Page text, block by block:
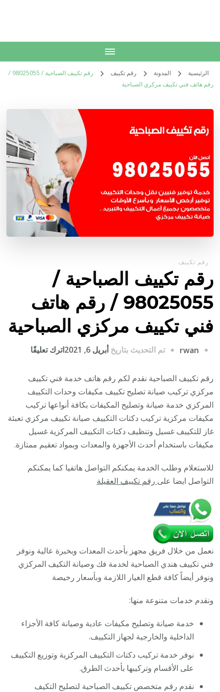
الرئيسية المدونة رقم تكييف
رقم تكييف الصباحية / 98025055 /
رقم هاتف فني تكييف مركزي الصباحية
رقم تكييف
رقم تكييف الصباحية /
98025055 / رقم هاتف
فني تكييف مركزي الصباحية
rwan تم التحديث بتاريخأبريل 6, 2021 اترك تعليقًا
رقم
فني
رقم تكييف الصباحية نقدم لكم رقم هاتف خدمة فني تكييف
مركزي تركيب صيانة تصليح تكييف مكيفات وحدات التكييف
المركزي خدمة صيانة وتصليح المكيفات بكافة أنواعها تركيب
مكيفات مركزية تركيب دكتات التكييف صيانة تكييف مركزي تعبئة
غاز للتكييف غسيل وتنظيف دكتات التكييف المركزية غسيل
مكيفات باستخدام أحدث الأجهزة والمعدات وبمواد تعقيم ممتازة.
للاستعلام وطلب الخدمة يمكنكم التواصل هاتفيا كما يمكنكم
التواصل ايضا على رقم تكييف العقيلة
نعمل من خلال فريق مجهز بأحدث المعدات وبخبرة عالية ونوفر
فني تكييف هندي الصباحية لخدمة فك وصيانة التكيف المركزي
ونوفر أيضاً كافة قطع الغيار اللازمة وبأسعار رخيصة
ونقدم خدمات متنوعة منها:
خدمة صيانة وتصليح مكيفات عادية وصيانة كافة الأجزاء
الداخلية والخارجية لجهاز التكييف.
نوفر خدمة تركيب دكتات التكييف المركزية وتوزيع التكييف
على الأقسام وتركيبها بأحدث الطرق.
نقدم رقم متخصص تكييف الصباحية لتصليح التكيف